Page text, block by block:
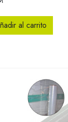
al carrito